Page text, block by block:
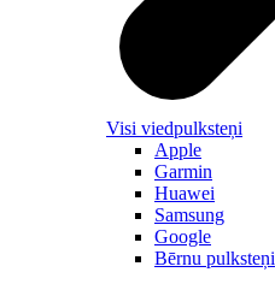
Visi viedpulksteņi
Apple
Garmin
Huawei
Samsung
Google
Bērnu pulksteņi